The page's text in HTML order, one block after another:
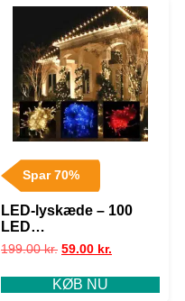
Spar 70%
LED-lyskæde – 100
LED
indendørs/udendørs
10 meter, varm hvid,
rød, grøn, multifarvet
eller blå – Blå
199.00kr. 59.00 kr.
KØB NU